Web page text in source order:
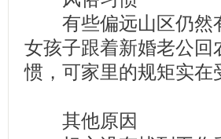
有些偏远山区仍然
女孩子跟着新婚老公
惯，可家里的规矩实在
其他原因